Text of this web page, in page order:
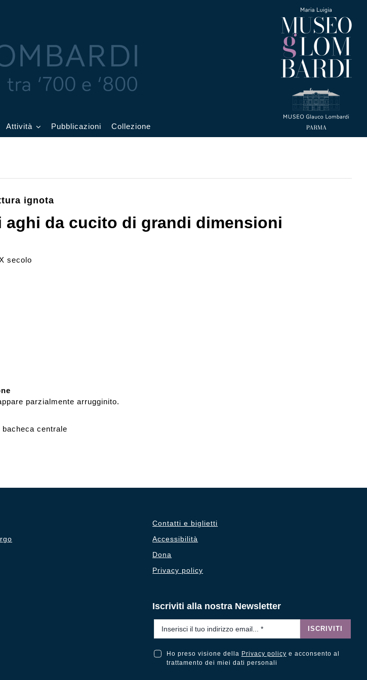
Attività
Didattica e visite
Pubblicazioni Collezione
ignota
aghi da cucito di grandi dimensioni
secolo
parzialmente arrugginito.
centrale
Contatti e biglietti
Accessibilità
Dona
Privacy policy
Iscriviti alla nostra Newsletter
ISCRIVITI
Ho preso visione della Privacy policy e acconsento al
trattamento dei miei dati personali